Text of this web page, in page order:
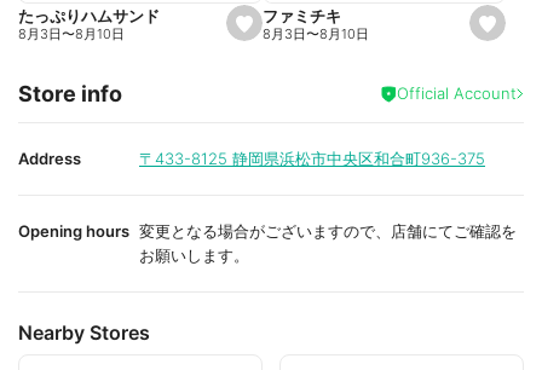
e
e
s
e
i
t
たっぷりハムサンド
8月3日〜8月10日
s
e
a
ファミチキ
8月3日〜8月10日
Store info Official Account
Address 〒433-8125 静岡県浜松市中央区和合町936-375
Opening hours 変更となる場合がございますので、店舗にてご確認を
お願いします。
Nearby Stores